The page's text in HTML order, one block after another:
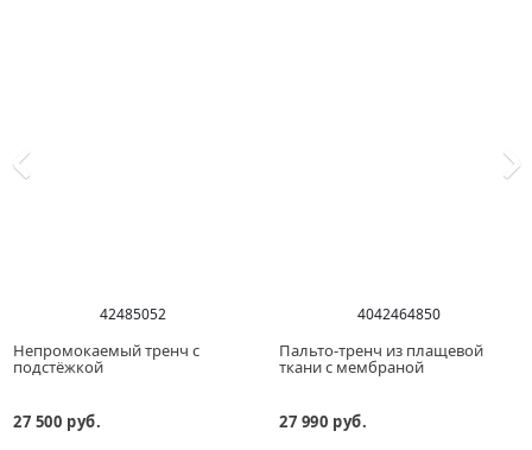
42485052
Непромокаемый тренч с
подстёжкой
27 500 руб.
4042464850
Пальто-тренч из плащевой
ткани с мембраной
27 990 руб.